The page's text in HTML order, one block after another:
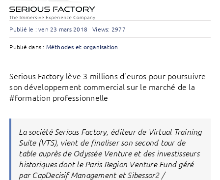
Publié le : ven 23 mars 2018 Views: 2977
Publié dans : Méthodes et organisation
Serious Factory lève 3 millions d’euros pour poursuivre
son développement commercial sur le marché de la
#formation professionnelle
La société Serious Factory, éditeur de Virtual Training
Suite (VTS), vient de finaliser son second tour de
table auprès de Odyssée Venture et des investisseurs
historiques dont le Paris Region Venture Fund géré
par CapDecisif Management et Sibessor2 /